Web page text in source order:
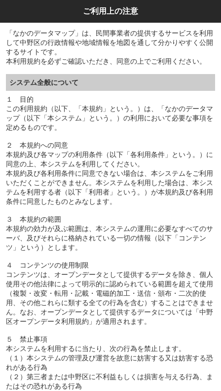
ご利用上の注意
「なかのデータマップ」は、民間事業者の提供するサービスを利用
して中野区の行政情報や地域情報を地図を通して分かりやすく公開
するサイトです。
本利用規約を必ずご確認いただき、同意の上でご利用ください。
システム全般について
１ 目的
この利用規約（以下、「本規約」という。）は、「なかのデータマ
ップ（以下「本システム」という。）の利用において必要な事項を
定めるものです。
２ 本規約への同意
本規約及び各マップの利用条件（以下「各利用条件」という。）に
同意の上、本システムを利用してください。
本規約及び各利用条件に同意できない場合は、本システムをご利用
いただくことができません。本システムを利用した場合は、本シス
テムを利用する者（以下「利用者」という。）が本規約及び各利用
条件に同意したものとみなします。
３ 本規約の範囲
本規約の効力が及ぶ範囲は、本システムの運用に必要なすべてのサ
ーバ、及びそれらに格納されている一切の情報（以下「コンテン
ツ」という）とします。
４ コンテンツの使用制限
コンテンツは、オープンデータとして提供するデータを除き、個人
使用その他法律によって明示的に認められている範囲を超えて使用
（複製・改変・転用・記載・電磁的加工・送信・頒布・二次的使
用、その他これらに類する全ての行為を含む）することはできませ
ん。なお、オープンデータとして提供するデータについては「中野
区オープンデータ利用規約」が適用されます。
５ 禁止事項
本システムを利用するに当たり、次の行為を禁止します。
（１）本システムの管理及び運営を故意に妨害する又は妨害する恐
れがある行為
（２）第三者または中野区に不利益もしくは損害を与える行為、ま
たはその恐れがある行為